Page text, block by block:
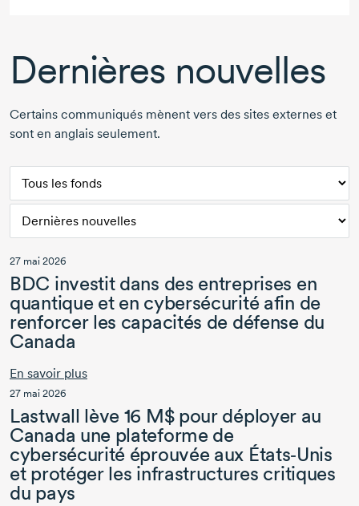
Dernières nouvelles
Certains communiqués mènent vers des sites externes et
sont en anglais seulement.
27 mai 2026
BDC investit dans des entreprises en
quantique et en cybersécurité afin de
renforcer les capacités de défense du
Canada
En savoir plus
27 mai 2026
Lastwall lève 16 M$pour déployer au
Canada une plateforme de
cybersécurité éprouvée aux États‑Unis
et protéger les infrastructures critiques
du pays